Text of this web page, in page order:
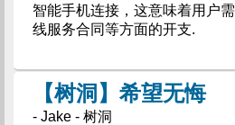
智能手机连接，这意味着用户
线服务合同等方面的开支.
【树洞】希望无悔
- Jake - 树洞